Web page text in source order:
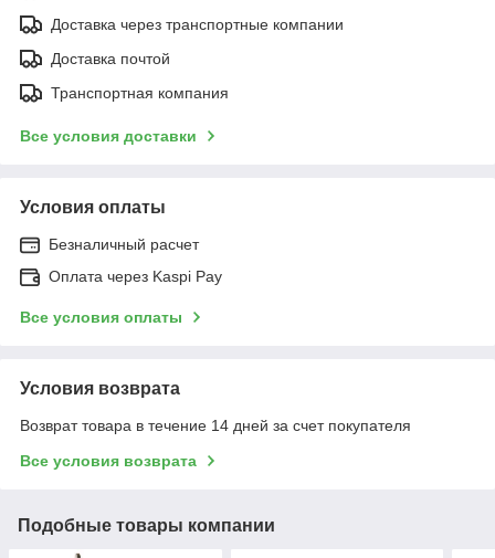
Доставка через транспортные компании
Доставка почтой
Транспортная компания
Все условия доставки
Условия оплаты
Безналичный расчет
Оплата через Kaspi Pay
Все условия оплаты
Условия возврата
Возврат товара в течение 14 дней за счет покупателя
Все условия возврата
Подобные товары компании